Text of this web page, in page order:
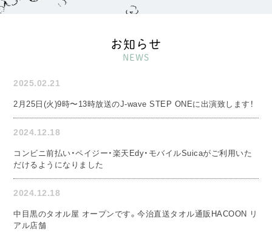
お知らせ
NEWS
2025.02.21
2月25日(火)9時〜13時放送のJ-wave STEP ONEに出演致します！
2024.12.18
コンビニ前払い・ペイジー・楽天Edy・モバイルSuicaがご利用いた
だけるようになりました
2024.12.18
中目黒のタオル屋 オープンです。今治直送タオル通販HACOON リ
アル店舗